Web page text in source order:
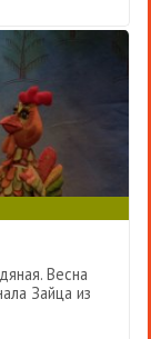
Весна
Зайца из